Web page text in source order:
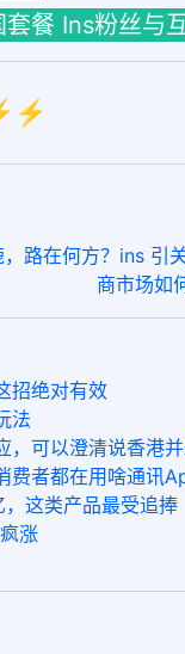
餐 Ins粉丝与
路在何方？ins 引
商市场如
招绝对有效
法
可以澄清说香港并
费者都在用啥通讯
这类产品最受追捧
涨